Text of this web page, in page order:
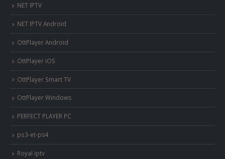
NET IPTV
NET IPTV Android
OttPlayer Android
OttPlayer iOS
OttPlayer Smart TV
OttPlayer Windows
PERFECT PLAYER PC
ps3-et-ps4
Royal iptv